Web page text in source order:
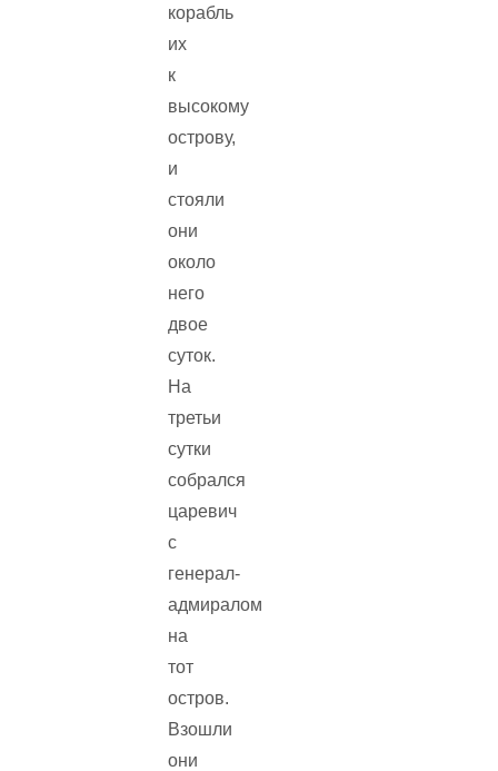
корабль
их
к
высокому
острову,
и
стояли
они
около
него
двое
суток.
На
третьи
сутки
собрался
царевич
с
генерал-
адмиралом
на
тот
остров.
Взошли
они